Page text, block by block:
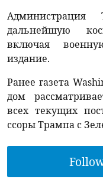
дальнейшую
включая
издание.
Ранее газета
дом
всех текущих
ссоры Трампа с